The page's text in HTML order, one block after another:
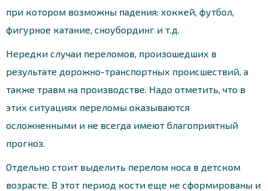
при котором возможны падения: хоккей, футбол,
фигурное катание, сноубординг и т.д.
Нередки случаи переломов, произошедших в
результате дорожно-транспортных происшествий, а
также травм на производстве. Надо отметить, что в
этих ситуациях переломы оказываются
осложненными и не всегда имеют благоприятный
прогноз.
Отдельно стоит выделить перелом носа в детском
возрасте. В этот период кости еще не сформированы и